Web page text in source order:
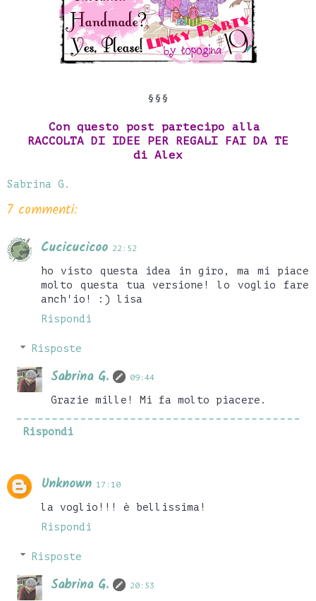
§§§
Con questo post partecipo alla
RACCOLTA DI IDEE PER REGALI FAI DA TE
di Alex
Sabrina G.
7 commenti:
Cucicucicoo 22:52
ho visto questa idea in giro, ma mi piace
molto questa tua versione! lo voglio fare
anch'io! :) lisa
Rispondi
Risposte
Sabrina G. 09:44
Grazie mille! Mi fa molto piacere.
Rispondi
Unknown 17:10
la voglio!!! è bellissima!
Rispondi
Risposte
Sabrina G. 20:53